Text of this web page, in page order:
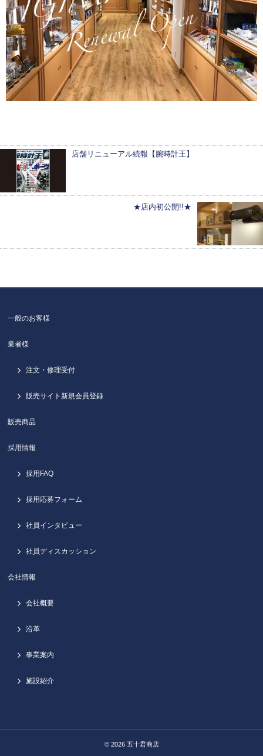
店舗リニューアル続報【腕時計王】
★店内初公開!!★
一般のお客様
業者様
注文・修理受付
販売サイト新規会員登録
販売商品
採用情報
採用FAQ
採用応募フォーム
社員インタビュー
社員ディスカッション
会社情報
会社概要
沿革
事業案内
施設紹介
© 2026 五十君商店